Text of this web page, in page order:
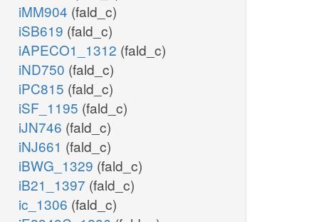
iMM904 (fald_c)
iSB619 (fald_c)
iAPECO1_1312 (fald_c)
iND750 (fald_c)
iPC815 (fald_c)
iSF_1195 (fald_c)
iJN746 (fald_c)
iNJ661 (fald_c)
iBWG_1329 (fald_c)
iB21_1397 (fald_c)
ic_1306 (fald_c)